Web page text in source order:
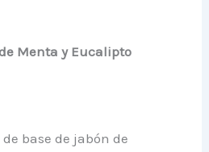
Menta y Eucalipto
base de jabón de